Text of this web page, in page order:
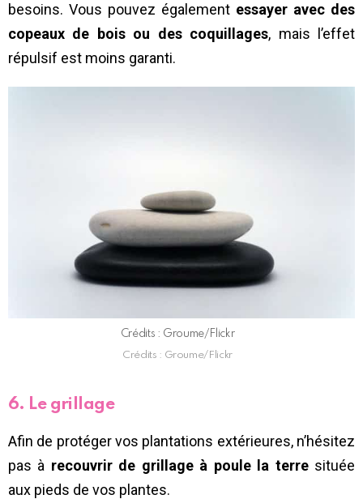
besoins. Vous pouvez également essayer avec des
copeaux de bois ou des coquillages, mais l’effet
répulsif est moins garanti.
Crédits : Groume/Flickr
Crédits : Groume/Flickr
6. Le grillage
Afin de protéger vos plantations extérieures, n’hésitez
pas à recouvrir de grillage à poule la terresituée
aux pieds de vos plantes.